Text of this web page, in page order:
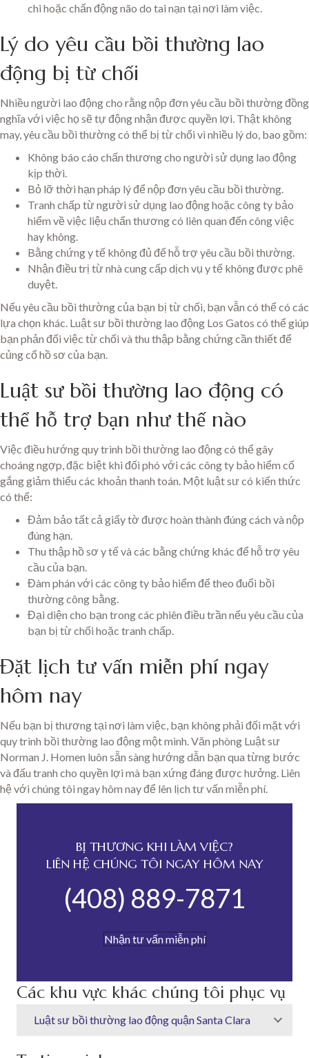
chi hoặc chấn động não do tai nạn tại nơi làm việc.
Lý do yêu cầu bồi thường lao
động bị từ chối
Nhiều người lao động cho rằng nộp đơn yêu cầu bồi thường đồng
nghĩa với việc họ sẽ tự động nhận được quyền lợi. Thật không
may, yêu cầu bồi thường có thể bị từ chối vì nhiều lý do, bao gồm:
Không báo cáo chấn thương cho người sử dụng lao động
kịp thời.
Bỏ lỡ thời hạn pháp lý để nộp đơn yêu cầu bồi thường.
Tranh chấp từ người sử dụng lao động hoặc công ty bảo
hiểm về việc liệu chấn thương có liên quan đến công việc
hay không.
Bằng chứng y tế không đủ để hỗ trợ yêu cầu bồi thường.
Nhận điều trị từ nhà cung cấp dịch vụ y tế không được phê
duyệt.
Nếu yêu cầu bồi thường của bạn bị từ chối, bạn vẫn có thể có các
lựa chọn khác. Luật sư bồi thường lao động Los Gatos có thể giúp
bạn phản đối việc từ chối và thu thập bằng chứng cần thiết để
củng cố hồ sơ của bạn.
Luật sư bồi thường lao động có
thể hỗ trợ bạn như thế nào
Việc điều hướng quy trình bồi thường lao động có thể gây
choáng ngợp, đặc biệt khi đối phó với các công ty bảo hiểm cố
gắng giảm thiểu các khoản thanh toán. Một luật sư có kiến thức
có thể:
Đảm bảo tất cả giấy tờ được hoàn thành đúng cách và nộp
đúng hạn.
Thu thập hồ sơ y tế và các bằng chứng khác để hỗ trợ yêu
cầu của bạn.
Đàm phán với các công ty bảo hiểm để theo đuổi bồi
thường công bằng.
Đại diện cho bạn trong các phiên điều trần nếu yêu cầu của
bạn bị từ chối hoặc tranh chấp.
Đặt lịch tư vấn miễn phí ngay
hôm nay
Nếu bạn bị thương tại nơi làm việc, bạn không phải đối mặt với
quy trình bồi thường lao động một mình. Văn phòng Luật sư
Norman J. Homen luôn sẵn sàng hướng dẫn bạn qua từng bước
và đấu tranh cho quyền lợi mà bạn xứng đáng được hưởng. Liên
hệ với chúng tôi ngay hôm nay để lên lịch tư vấn miễn phí.
BỊ THƯƠNG KHI LÀM VIỆC?
LIÊN HỆ CHÚNG TÔI NGAY HÔM NAY
(408) 889-7871
Nhận tư vấn miễn phí
Các khu vực khác chúng tôi phục vụ
Luật sư bồi thường lao động quận Santa Clara